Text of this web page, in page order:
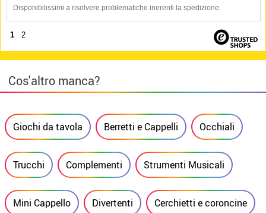
Disponibilissimi a risolvere problematiche inerenti la spedizione.
1 2
Cos'altro manca?
Giochi da tavola Berretti e Cappelli Occhiali
Trucchi Complementi Strumenti Musicali
Mini Cappello Divertenti Cerchietti e coroncine